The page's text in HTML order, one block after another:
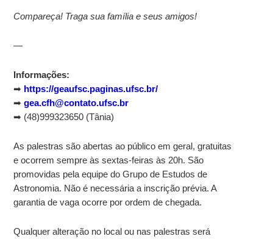
Compareça! Traga sua família e seus amigos!
—
Informações:
➡ https://geaufsc.paginas.ufsc.br/
➡gea.cfh@contato.ufsc.br
➡ (48)999323650 (Tânia)
As palestras são abertas ao público em geral, gratuitas
e ocorrem sempre às sextas-feiras às 20h. São
promovidas pela equipe do Grupo de Estudos de
Astronomia. Não é necessária a inscrição prévia. A
garantia de vaga ocorre por ordem de chegada.
Qualquer alteração no local ou nas palestras será